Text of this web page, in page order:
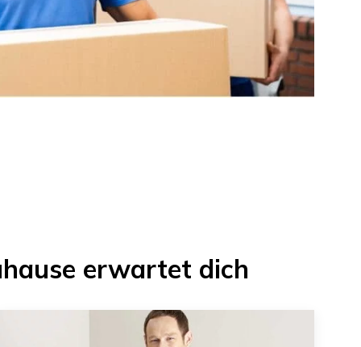
erwartet dich